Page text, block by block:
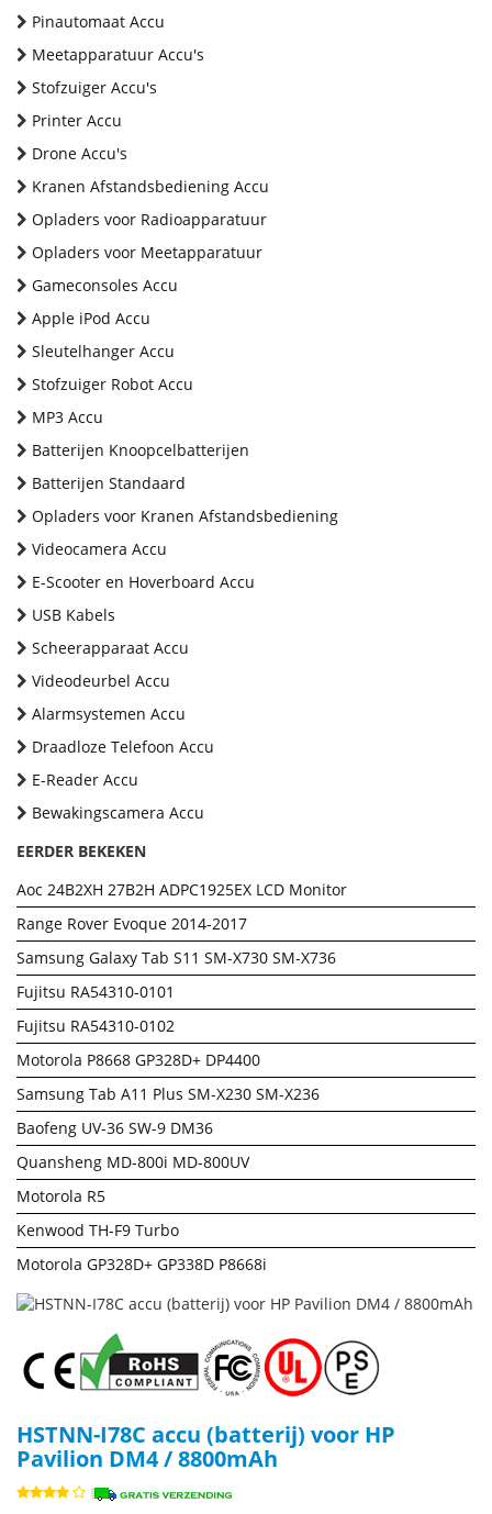
Pinautomaat Accu
Meetapparatuur Accu's
Stofzuiger Accu's
Printer Accu
Drone Accu's
Kranen Afstandsbediening Accu
Opladers voor Radioapparatuur
Opladers voor Meetapparatuur
Gameconsoles Accu
Apple iPod Accu
Sleutelhanger Accu
Stofzuiger Robot Accu
MP3 Accu
Batterijen Knoopcelbatterijen
Batterijen Standaard
Opladers voor Kranen Afstandsbediening
Videocamera Accu
E-Scooter en Hoverboard Accu
USB Kabels
Scheerapparaat Accu
Videodeurbel Accu
Alarmsystemen Accu
Draadloze Telefoon Accu
E-Reader Accu
Bewakingscamera Accu
EERDER BEKEKEN
Aoc 24B2XH 27B2H ADPC1925EX LCD Monitor
Range Rover Evoque 2014-2017
Samsung Galaxy Tab S11 SM-X730 SM-X736
Fujitsu RA54310-0101
Fujitsu RA54310-0102
Motorola P8668 GP328D+ DP4400
Samsung Tab A11 Plus SM-X230 SM-X236
Baofeng UV-36 SW-9 DM36
Quansheng MD-800i MD-800UV
Motorola R5
Kenwood TH-F9 Turbo
Motorola GP328D+ GP338D P8668i
HSTNN-I78C accu (batterij) voor HP
Pavilion DM4 / 8800mAh